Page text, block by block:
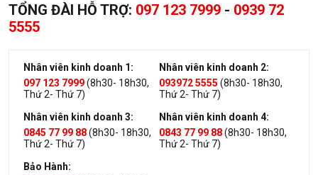
TỔNG ĐÀI HỖ TRỢ: 097 123 7999 - 0939 72
5555
Nhân viên kinh doanh 1:
097 123 7999(8h30- 18h30,
Thứ 2- Thứ 7)
Nhân viên kinh doanh 2:
093972 5555 (8h30- 18h30,
Thứ 2- Thứ 7)
Nhân viên kinh doanh 3:
0845 77 99 88(8h30- 18h30,
Thứ 2- Thứ 7)
Nhân viên kinh doanh 4:
0843 77 99 88(8h30- 18h30,
Thứ 2- Thứ 7)
Bảo Hành: